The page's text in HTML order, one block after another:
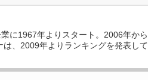
に1967年よりスタート。2006年から
、2009年よりランキングを発表して